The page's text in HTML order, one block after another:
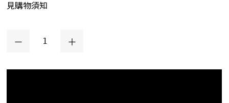
見購物須知